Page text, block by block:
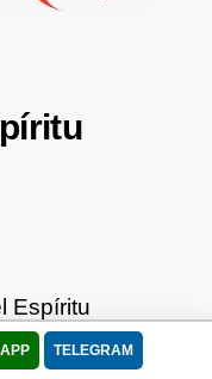
TELEGRAM
Espíritu
se